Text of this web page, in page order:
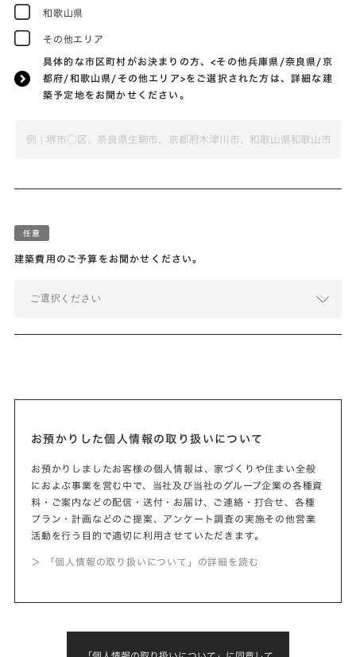
和歌山県
その他エリア
具体的な市区町村がお決まりの方、<その他兵庫県/奈良県/京
都府/和歌山県/その他エリア>をご選択された方は、詳細な建
築予定地をお聞かせください。
建築費用のご予算をお聞かせください。
ご選択ください
お預かりした個人情報の取り扱いについて
お預かりしましたお客様の個人情報は、家づくりや住まい全般
におよぶ事業を営む中で、当社及び当社のグループ企業の各種資
料・ご案内などの配信・送付・お届け、ご連絡・打合せ、各種
プラン・計画などのご提案、アンケート調査の実施その他営業
活動を行う目的で適切に利用させていただきます。
＞ 「個人情報の取り扱いについて」の詳細を読む